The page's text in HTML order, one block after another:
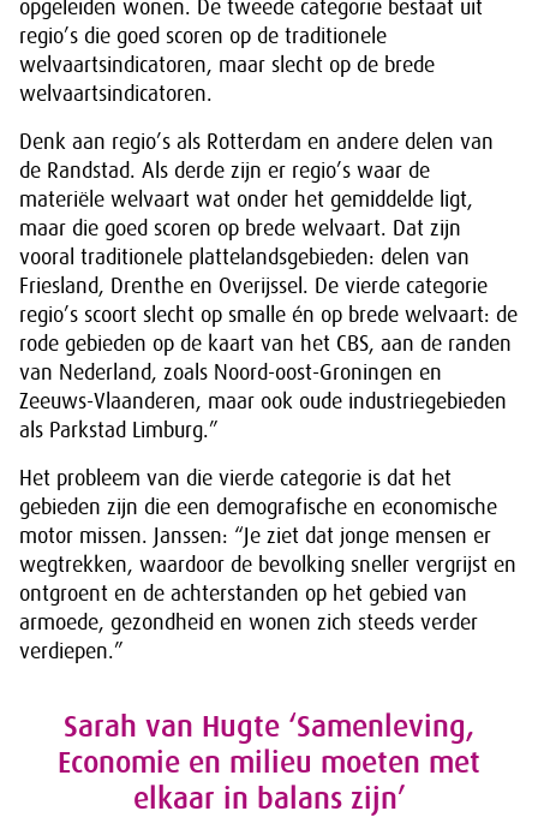
opgeleiden wonen. De tweede categorie bestaat uit
regio’s die goed scoren op de traditionele
welvaartsindicatoren, maar slecht op de brede
welvaartsindicatoren.
Denk aan regio’s als Rotterdam en andere delen van
de Randstad. Als derde zijn er regio’s waar de
materiële welvaart wat onder het gemiddelde ligt,
maar die goed scoren op brede welvaart. Dat zijn
vooral traditionele plattelandsgebieden: delen van
Friesland, Drenthe en Overijssel. De vierde categorie
regio’s scoort slecht op smalle én op brede welvaart: de
rode gebieden op de kaart van het CBS, aan de randen
van Nederland, zoals Noord-oost-Groningen en
Zeeuws-Vlaanderen, maar ook oude industriegebieden
als Parkstad Limburg.”
Het probleem van die vierde categorie is dat het
gebieden zijn die een demografische en economische
motor missen. Janssen: “Je ziet dat jonge mensen er
wegtrekken, waardoor de bevolking sneller vergrijst en
ontgroent en de achterstanden op het gebied van
armoede, gezondheid en wonen zich steeds verder
verdiepen.”
Sarah van Hugte ‘Samenleving,
Economie en milieu moeten met
elkaar in balans zijn’